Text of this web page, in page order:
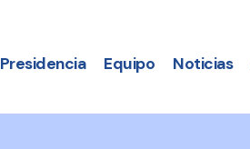
Presidencia Equipo Noticias